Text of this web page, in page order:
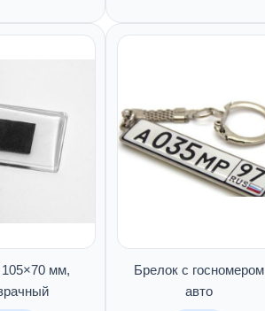
мм,
Брелок с госномером
авто